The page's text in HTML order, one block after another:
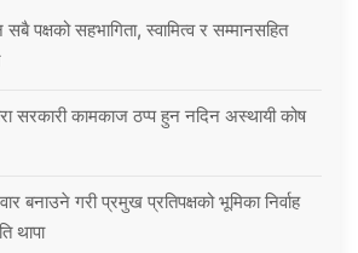
पक्षको सहभागिता, स्वामित्व र सम्मानसहित
सरकारी कामकाज ठप्प हुन नदिन अस्थायी कोष
बनाउने गरी प्रमुख प्रतिपक्षको भूमिका निर्वाह
थापा